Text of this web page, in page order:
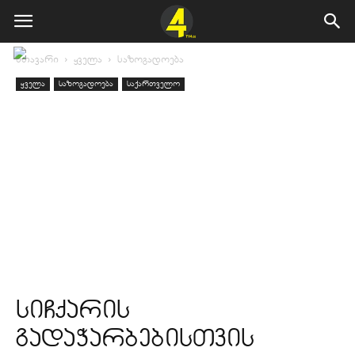
მთავარი ყველა საზოგადოება
ყველა საზოგადოება საქართველო
სიჩქარის
გადაჭარბებისთვის